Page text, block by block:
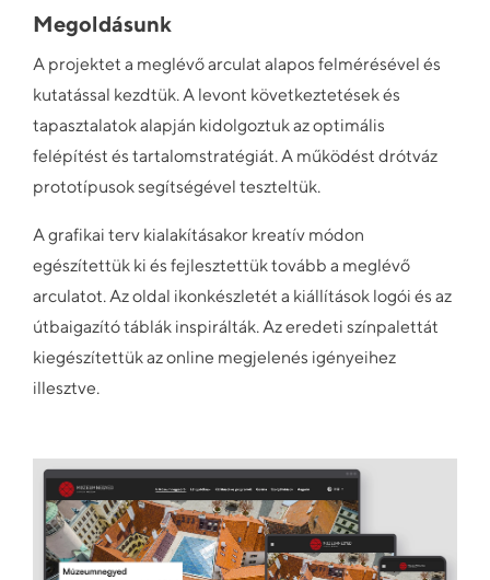
Megoldásunk
A projektet a meglévő arculat alapos felmérésével és
kutatással kezdtük. A levont következtetések és
tapasztalatok alapján kidolgoztuk az optimális
felépítést és tartalomstratégiát. A működést drótváz
prototípusok segítségével teszteltük.
A grafikai terv kialakításakor kreatív módon
egészítettük ki és fejlesztettük tovább a meglévő
arculatot. Az oldal ikonkészletét a kiállítások logói és az
útbaigazító táblák inspirálták. Az eredeti színpalettát
kiegészítettük az online megjelenés igényeihez
illesztve.